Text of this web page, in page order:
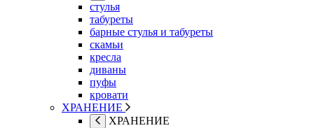
стулья
табуреты
барные стулья и табуреты
скамьи
кресла
диваны
пуфы
кровати
ХРАНЕНИЕ
ХРАНЕНИЕ